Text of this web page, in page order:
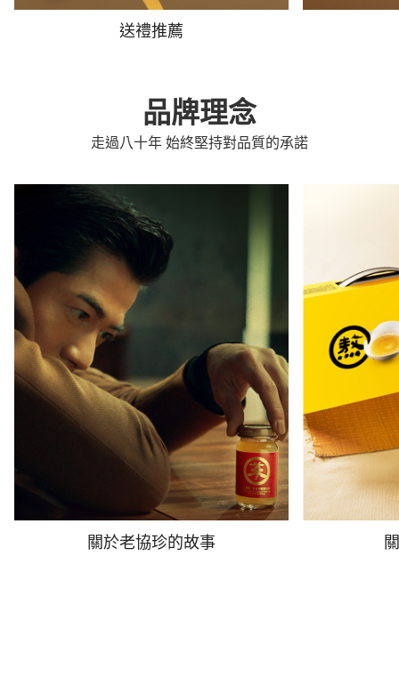
送禮推薦
品牌理念
走過八十年 始終堅持對品質的承諾
關於老協珍的故事